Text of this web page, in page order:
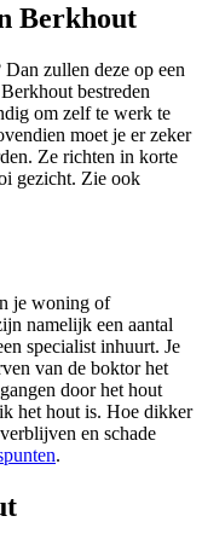
Berkhout
zullen deze op een
bestreden
om zelf te werk te
moet je er zeker
Ze richten in korte
gezicht. Zie ook
je woning of
namelijk een aantal
specialist inhuurt. Je
van de boktor het
door het hout
het hout is. Hoe dikker
en schade
.